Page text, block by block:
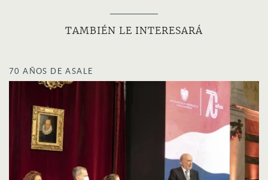
TAMBIÉN LE INTERESARÁ
70 AÑOS DE ASALE